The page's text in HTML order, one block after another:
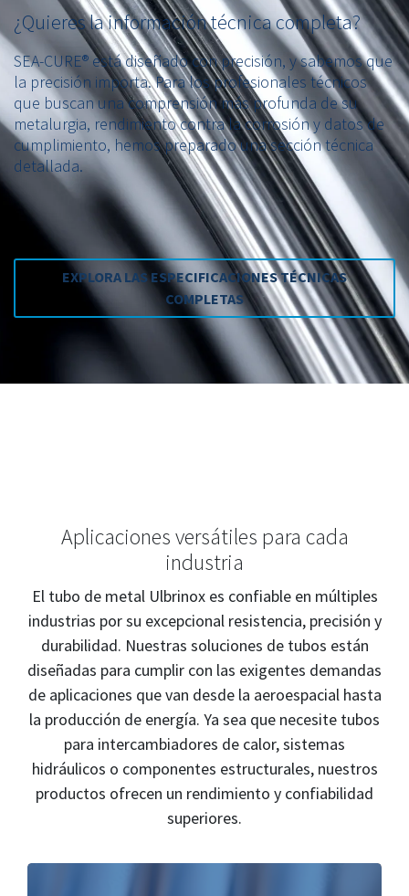
¿Quieres la información técnica completa?
SEA-CURE® está diseñado con precisión, y sabemos que
la precisión importa. Para los profesionales técnicos
que buscan una comprensión más profunda de su
metalurgia, rendimiento contra la corrosión y datos de
cumplimiento, hemos preparado una sección técnica
detallada.
EXPLORA LAS ESPECIFICACIONES TÉCNICAS
COMPLETAS
Aplicaciones versátiles para cada
industria
El tubo de metal Ulbrinox es confiable en múltiples
industrias por su excepcional resistencia, precisión y
durabilidad. Nuestras soluciones de tubos están
diseñadas para cumplir con las exigentes demandas
de aplicaciones que van desde la aeroespacial hasta
la producción de energía. Ya sea que necesite tubos
para intercambiadores de calor, sistemas
hidráulicos o componentes estructurales, nuestros
productos ofrecen un rendimiento y confiabilidad
superiores.